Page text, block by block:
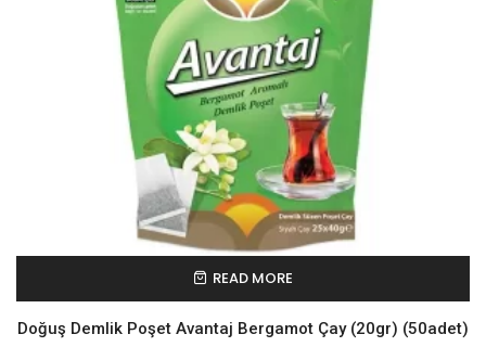
READ MORE
Doğuş Demlik Poşet Avantaj Bergamot Çay (20gr) (50adet)